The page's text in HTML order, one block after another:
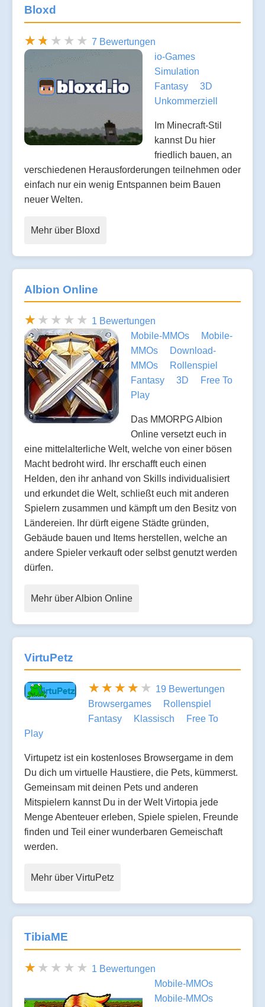
Bloxd
7 Bewertungen
io-Games
Simulation
Fantasy
3D
Unkommerziell
Im Minecraft-Stil
kannst Du hier
friedlich bauen, an
verschiedenen Herausforderungen teilnehmen oder
einfach nur ein wenig Entspannen beim Bauen
neuer Welten.
Mehr über Bloxd
Albion Online
1 Bewertungen
Mobile-MMOs
Mobile-
MMOs
Download-
MMOs
Rollenspiel
Fantasy
3D
Free To
Play
Das MMORPG Albion
Online versetzt euch in
eine mittelalterliche Welt, welche von einer bösen
Macht bedroht wird. Ihr erschafft euch einen
Helden, den ihr anhand von Skills individualisiert
und erkundet die Welt, schließt euch mit anderen
Spielern zusammen und kämpft um den Besitz von
Ländereien. Ihr dürft eigene Städte gründen,
Gebäude bauen und Items herstellen, welche an
andere Spieler verkauft oder selbst genutzt werden
dürfen.
Mehr über Albion Online
VirtuPetz
19 Bewertungen
Browsergames
Rollenspiel
Fantasy
Klassisch
Free To
Play
Virtupetz ist ein kostenloses Browsergame in dem
Du dich um virtuelle Haustiere, die Pets, kümmerst.
Gemeinsam mit deinen Pets und anderen
Mitspielern kannst Du in der Welt Virtopia jede
Menge Abenteuer erleben, Spiele spielen, Freunde
finden und Teil einer wunderbaren Gemeischaft
werden.
Mehr über VirtuPetz
TibiaME
1 Bewertungen
Mobile-MMOs
Mobile-MMOs